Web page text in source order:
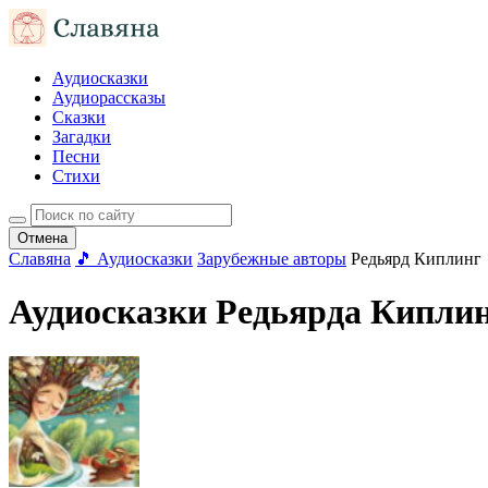
Аудиосказки
Аудиорассказы
Сказки
Загадки
Песни
Стихи
Отмена
Славяна 🎵 Аудиосказки Зарубежные авторы Редьярд Киплинг
Аудиосказки Редьярда